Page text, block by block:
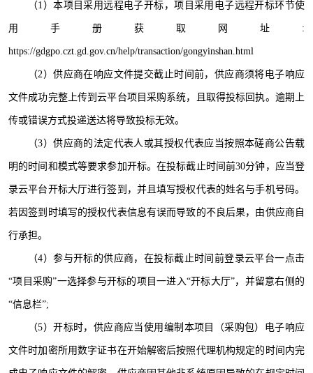
（1 ）本项目采用远程电子开标，项目采用电子远程开标环节使
用手册获取网址 :
https://gdgpo.czt.gd.gov.cn/help/transaction/gongyinshan.html
（2）供应商在响应文件提交截止时间前，供应商须将电子响应
文件成功完整上传到云平台项目采购系统，且取得投标回执。逾期上
传或错误方式投递送达将导致投标无效。
（3）供应商的法定代表人或其授权代表应当按照本磋商公告载
明的时间和模式等要求参加开标。在投标截止时间前30分钟，应当登
录云平台开标大厅进行签到，并且填写授权代表的姓名与手机号码。
若因签到时填写的授权代表信息有误而导致的不良后果，由供应商自
行承担。
（4）参与开标的供应商，在投标截止时间前登录云平台一点击
“项目采购”一选择参与开标的项目一进入“开标大厅”，并留意右侧的
“信息栏”;
（5）开标时，供应商应当使用编制本项目（采购包）电子响应
文件时加密所用数字证书在开始解密后按照代理机构规定的时间内完